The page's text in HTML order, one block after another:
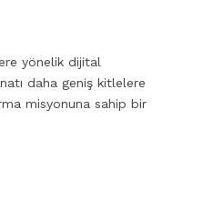
yönelik dijital
daha geniş kitlelere
misyonuna sahip bir